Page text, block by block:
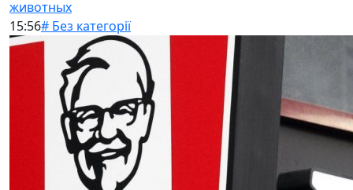
животных
15:56# Без категорії